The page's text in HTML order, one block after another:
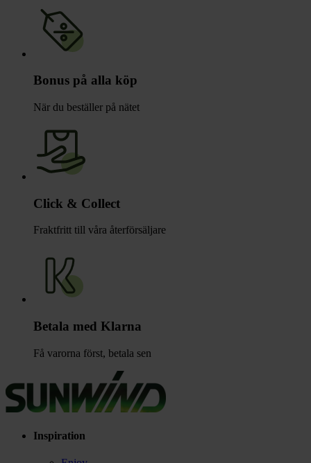
Bonus på alla köp
När du beställer på nätet
Click & Collect
Fraktfritt till våra återförsäljare
Betala med Klarna
Få varorna först, betala sen
Inspiration